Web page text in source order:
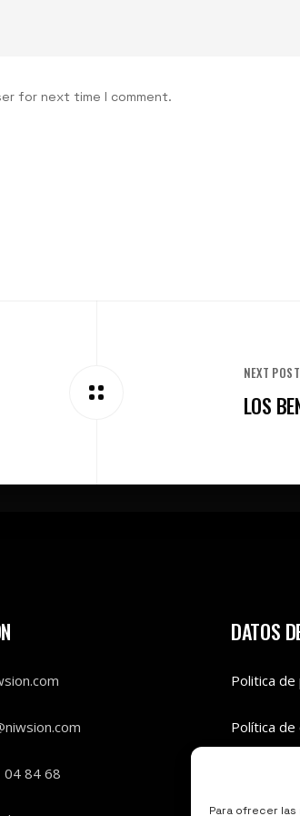
Para ofrecer
for next time I comment.
NEXT POST
LOS
04 84 68
DATOS
Politica de
Política de